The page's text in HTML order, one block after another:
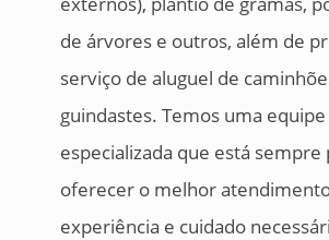
de árvores e outros, além de
serviço de aluguel de
guindastes. Temos uma equipe
especializada que está sempre
oferecer o melhor
experiência e cuidado